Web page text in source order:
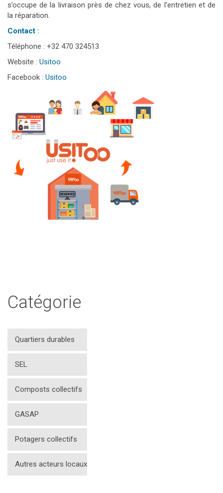
s’occupe de la livraison près de chez vous, de l’entretien et de
la réparation.
Contact :
Téléphone : +32 470 324513
Website : Usitoo
Facebook : Usitoo
Catégorie
Quartiers durables
SEL
Composts collectifs
GASAP
Potagers collectifs
Autres acteurs locaux